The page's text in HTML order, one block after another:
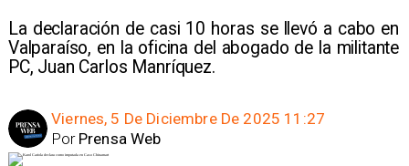
La declaración de casi 10 horas se llevó a cabo en
Valparaíso, en la oficina del abogado de la militante
PC, Juan Carlos Manríquez.
Viernes, 5 De Diciembre De 2025 11:27
Prensa Web
Por